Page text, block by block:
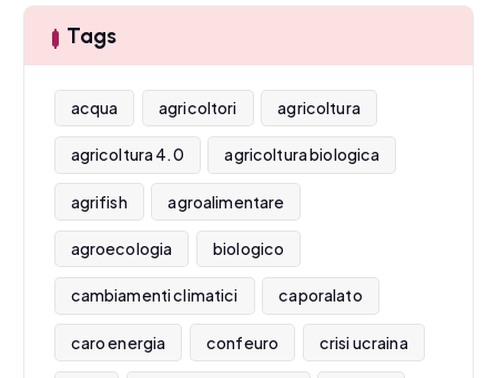
Tags
acqua agricoltori agricoltura
agricoltura 4.0 agricoltura biologica
agrifish agroalimentare
agroecologia biologico
cambiamenti climatici caporalato
caro energia confeuro crisi ucraina